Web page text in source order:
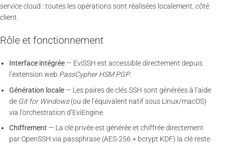
service cloud : toutes les opérations sont réalisées localement, côté
client.
Rôle et fonctionnement
Interface intégrée — EviSSH est accessible directement depuis
l’extension web PassCypher HSM PGP.
Génération locale — Les paires de clés SSH sont générées à l’aide
de Git for Windows(ou de l’équivalent natif sous Linux/macOS)
via l’orchestration d’EviEngine.
Chiffrement — La clé privée est générée et chiffrée directement
par OpenSSH via passphrase (AES-256 + bcrypt KDF) la clé reste